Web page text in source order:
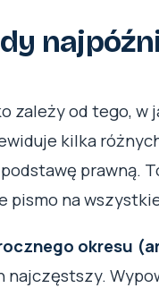
zależy od tego, w
kilka
prawną.
pismo na
okresu
najczęstszy.